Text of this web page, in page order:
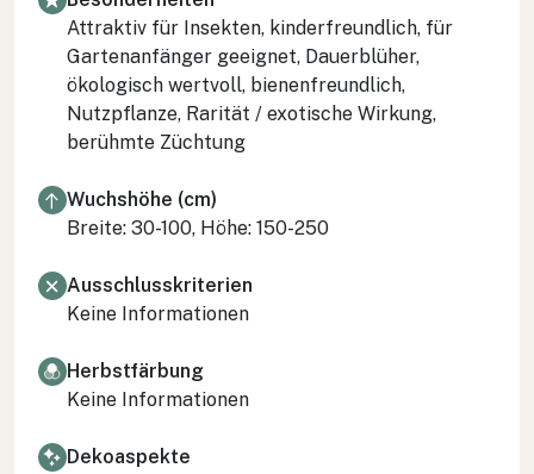
Attraktiv für Insekten, kinderfreundlich, für
Gartenanfänger geeignet, Dauerblüher,
ökologisch wertvoll, bienenfreundlich,
Nutzpflanze, Rarität / exotische Wirkung,
berühmte Züchtung
Wuchshöhe (cm)
Breite: 30-100, Höhe: 150-250
Ausschlusskriterien
Keine Informationen
Herbstfärbung
Keine Informationen
Dekoaspekte